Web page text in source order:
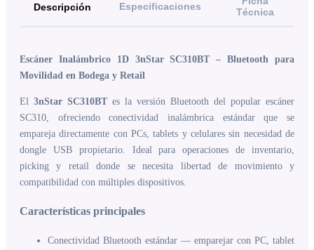
Descripción Especificaciones
Técnica
Escáner Inalámbrico 1D 3nStar SC310BT – Bluetooth para
Movilidad en Bodega y Retail
El 3nStar SC310BT es la versión Bluetooth del popular escáner
SC310, ofreciendo conectividad inalámbrica estándar que se
empareja directamente con PCs, tablets y celulares sin necesidad de
dongle USB propietario. Ideal para operaciones de inventario,
picking y retail donde se necesita libertad de movimiento y
compatibilidad con múltiples dispositivos.
Características principales
Conectividad Bluetooth estándar — emparejar con PC, tablet